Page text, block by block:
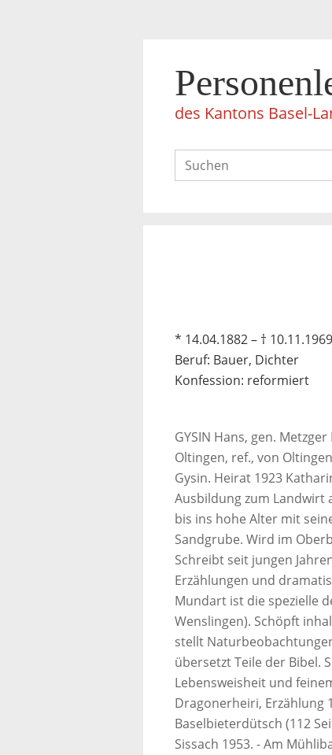
des Kantons Basel-
* 14.04.1882 – † 10.11.1969
Beruf: Bauer, Dichter
Konfession: reformiert
GYSIN Hans, gen.
Oltingen, ref., von
Gysin. Heirat 1923
Ausbildung zum Landwirt
bis ins hohe Alter mit
Sandgrube. Wird im
Schreibt seit jungen
Erzählungen und
Mundart ist die spezielle
Wenslingen). Schöpft
stellt
übersetzt Teile der Bibel.
Lebensweisheit und
Dragonerheiri, Erzählung
Baselbieterdütsch (112
Sissach 1953. - Am